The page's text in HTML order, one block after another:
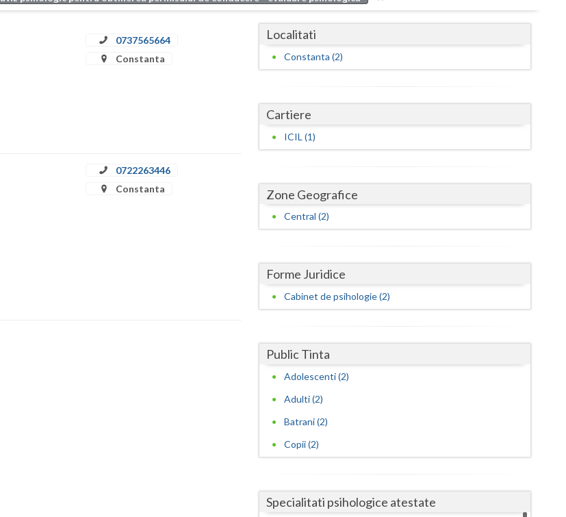
Buzau
Galati
Harghita
Mures
0737565664
Constanta
0722263446
Constanta
Localitati
Constanta (2)
Cartiere
ICIL (1)
Zone Geografice
Central (2)
Forme Juridice
Cabinet de psihologie (2)
Public Tinta
Adolescenti (2)
Adulti (2)
Batrani (2)
Copii (2)
Specialitati psihologice atestate